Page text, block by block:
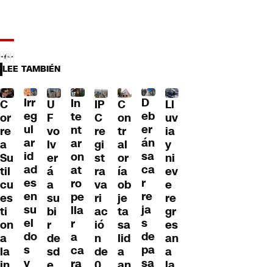
LEE TAMBIÉN
C
or
re
a
Su
til
cu
es
ti
on
a
la
Irr
eg
ul
ar
id
ad
es
en
su
el
do
s
y
U
F
vo
lv
er
á
a
su
bi
r
de
sd
In
te
nt
ar
on
at
ro
pe
lla
r
a
ca
ra
IP
C
re
gi
st
ra
va
ri
ac
ió
n
de
C
on
tr
al
or
ía
ob
je
ta
sa
lid
a
D
eb
er
án
sa
ca
r
re
ja
s
de
pa
sa
Ll
uv
ia
y
ni
ev
e
re
gr
es
an
a